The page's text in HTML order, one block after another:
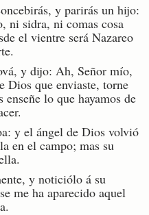
y parirás un hijo:
ni sidra, ni comas cosa
el vientre será Nazareo
y dijo: Ah, Señor mío,
Dios que enviaste, torne
lo que hayamos de
y el ángel de Dios volvió
en el campo; mas su
y noticiólo á su
me ha aparecido aquel